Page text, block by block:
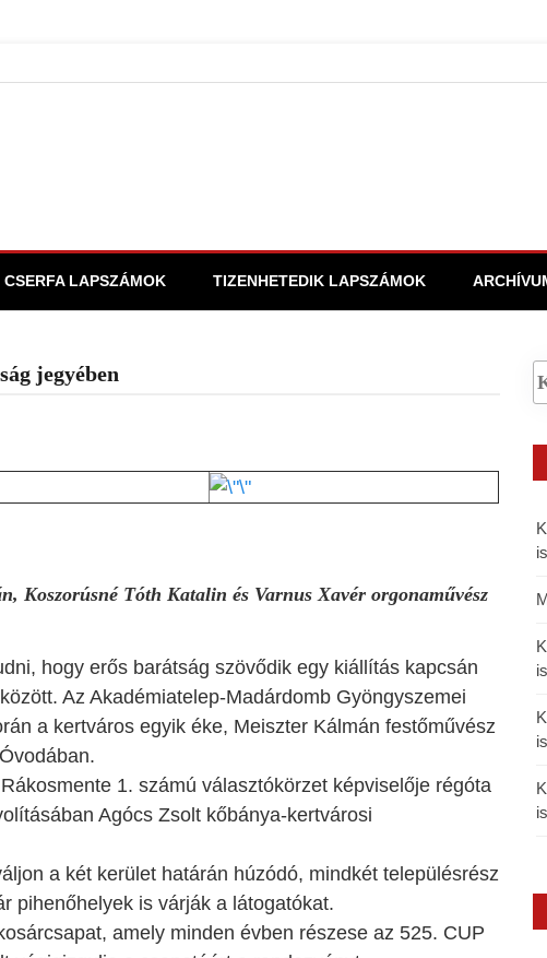
CSERFA LAPSZÁMOK TIZENHETEDIK LAPSZÁMOK
jegyében
Koszorúsné Tóth Katalin és Varnus Xavér orgonaművész
hogy erős barátság szövődik egy kiállítás kapcsán
Az Akadémiatelep-Madárdomb Gyöngyszemei
a kertváros egyik éke, Meiszter Kálmán festőművész
1. számú választókörzet képviselője régóta
Agócs Zsolt kőbánya-kertvárosi
a két kerület határán húzódó, mindkét településrész
pihenőhelyek is várják a látogatókat.
amely minden évben részese az 525. CUP